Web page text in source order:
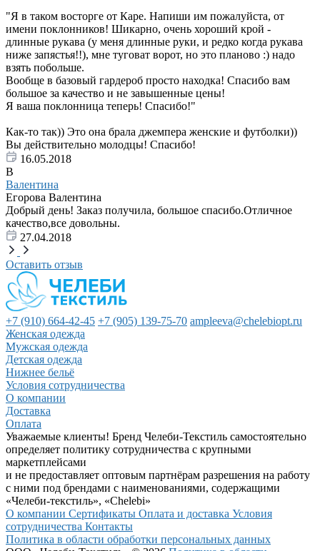
"Я в таком восторге от Каре. Напиши им пожалуйста, от
имени поклонников! Шикарно, очень хороший крой -
длинные рукава (у меня длинные руки, и редко когда рукава
ниже запястья!!), мне туговат ворот, но это планово :) надо
взять побольше.
Вообще в базовый гардероб просто находка! Спасибо вам
большое за качество и не завышенные цены!
Я ваша поклонница теперь! Спасибо!"
Как-то так)) Это она брала джемпера женские и футболки))
Вы действительно молодцы! Спасибо!
16.05.2018
В
Валентина
Егорова Валентина
Добрый день! Заказ получила, большое спасибо.Отличное
качество,все довольны.
27.04.2018
Оставить отзыв
+7 (910) 664-42-45 +7 (905) 139-75-70 ampleeva@chelebiopt.ru
Женская одежда
Мужская одежда
Детская одежда
Нижнее бельё
Условия сотрудничества
О компании
Доставка
Оплата
Уважаемые клиенты! Бренд Челеби-Текстиль самостоятельно
определяет политику сотрудничества с крупными
маркетплейсами
и не предоставляет оптовым партнёрам разрешения на работу
с ними под брендами с наименованиями, содержащими
«Челеби-текстиль», «Chelebi»
О компании Сертификаты Оплата и доставка Условия
сотрудничества Контакты
Политика в области обработки персональных данных